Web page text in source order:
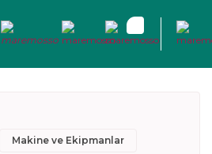
Makine ve Ekipmanlar